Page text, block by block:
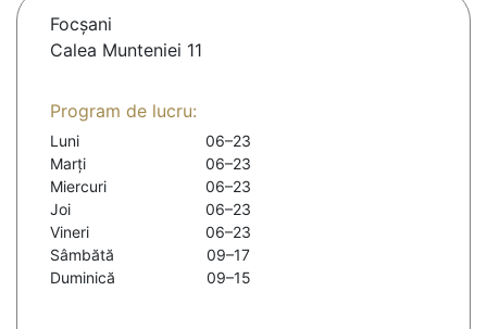
Focşani
Calea Munteniei 11
Program de lucru:
Luni
06–23
Marți
06–23
Miercuri
06–23
Joi
06–23
Vineri
06–23
Sâmbătă
09–17
Duminică
09–15